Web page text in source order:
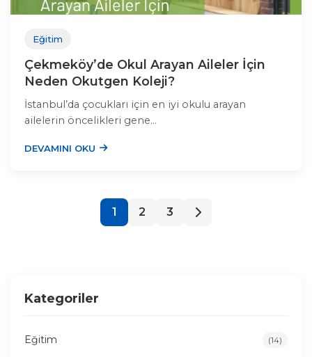
Eğitim
Çekmeköy’de Okul Arayan Aileler İçin
Neden Okutgen Koleji?
İstanbul’da çocukları için en iyi okulu arayan
ailelerin öncelikleri gene...
DEVAMINI OKU
1 2 3
Kategoriler
Eğitim (14)